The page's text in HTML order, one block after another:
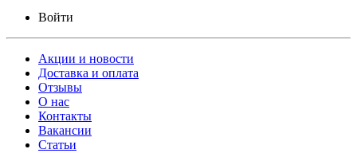
Войти
Акции и новости
Доставка и оплата
Отзывы
О нас
Контакты
Вакансии
Статьи